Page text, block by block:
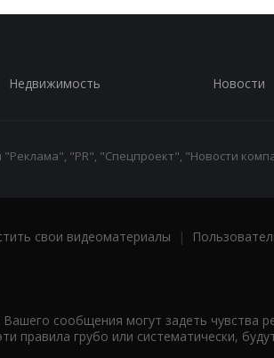
Недвижимость Новости
"PR", "Спецпроект", "Новости
свои видеоматериалы |
сообщения могут задеть чувства
грубо или систематически,